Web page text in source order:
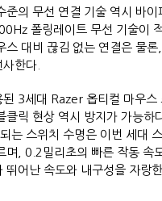
준의 무선 연결 기술 역시 바
폴링레이트 무선 기술이
스 대비 끊김 없는 연결은 물
한다.
된 3세대 Razer 옵티컬 마우스
클릭 현상 역시 방지가 가능하
는 스위치 수명은 이번 세대
며, 0.2밀리초의 빠른 작동 속
뛰어난 속도와 내구성을 자랑한